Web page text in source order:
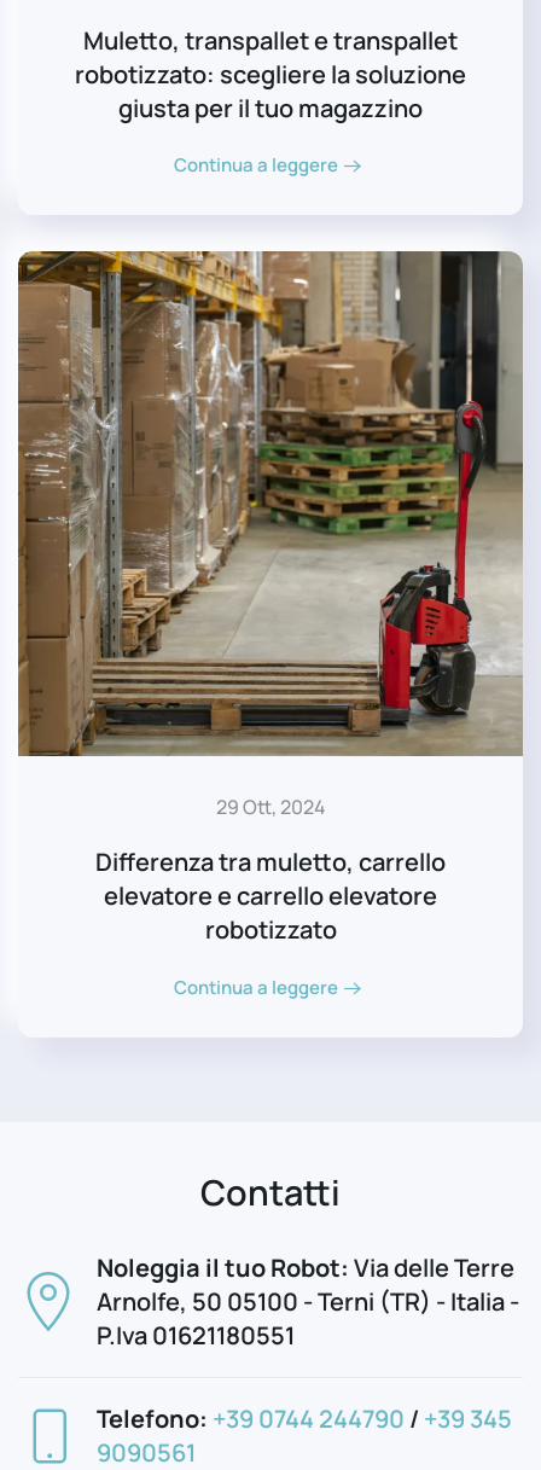
Muletto, transpallet e transpallet
robotizzato: scegliere la soluzione
giusta per il tuo magazzino
Continua a leggere
29 Ott, 2024
Differenza tra muletto, carrello
elevatore e carrello elevatore
robotizzato
Continua a leggere
Contatti
Noleggia il tuo Robot: Via delle Terre
Arnolfe, 50 05100 - Terni (TR) - Italia -
P.Iva 01621180551
Telefono: +39 0744 244790 / +39 345
9090561